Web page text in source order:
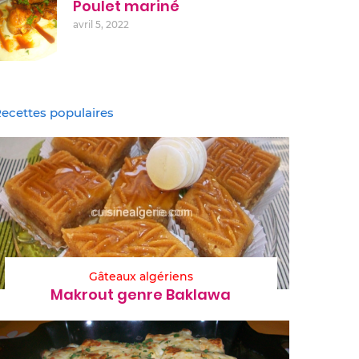
Poulet mariné
avril 5, 2022
populaires
Gâteaux algériens
Makrout genre Baklawa